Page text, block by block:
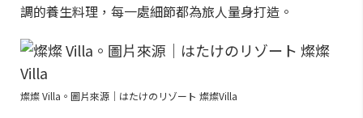
調的養生料理，每一處細節都為旅人量身打造。
燦燦 Villa。圖片來源｜はたけのリゾート 燦燦Villa